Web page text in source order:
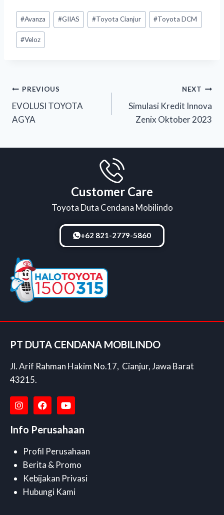
#Avanza #GIIAS #Toyota Cianjur #Toyota DCM
#Veloz
PREVIOUS
EVOLUSI TOYOTA
AGYA
NEXT
Simulasi Kredit Innova
Zenix Oktober 2023
Customer Care
Toyota Duta Cendana Mobilindo
+62 821-2779-5860
PT DUTA CENDANA MOBILINDO
Jl. Arif Rahman Hakim No.17, Cianjur, Jawa Barat
43215.
Info Perusahaan
Profil Perusahaan
Berita & Promo
Kebijakan Privasi
Hubungi Kami